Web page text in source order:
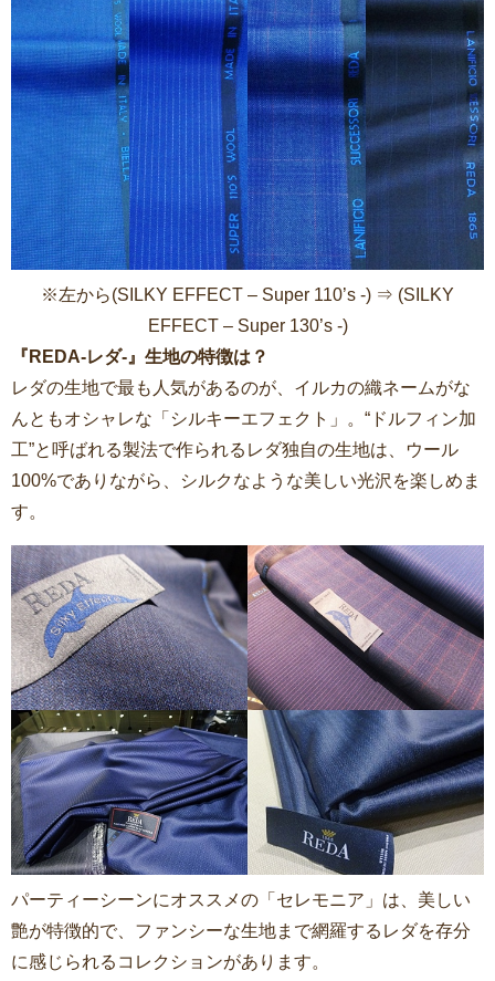
※左から(SILKY EFFECT – Super 110’s -) ⇒ (SILKY
EFFECT – Super 130’s -)
『REDA-レダ-』生地の特徴は？
レダの生地で最も人気があるのが、イルカの織ネームがな
んともオシャレな「シルキーエフェクト」。“ドルフィン加
工”と呼ばれる製法で作られるレダ独自の生地は、ウール
100%でありながら、シルクなような美しい光沢を楽しめま
す。
パーティーシーンにオススメの「セレモニア」は、美しい
艶が特徴的で、ファンシーな生地まで網羅するレダを存分
に感じられるコレクションがあります。